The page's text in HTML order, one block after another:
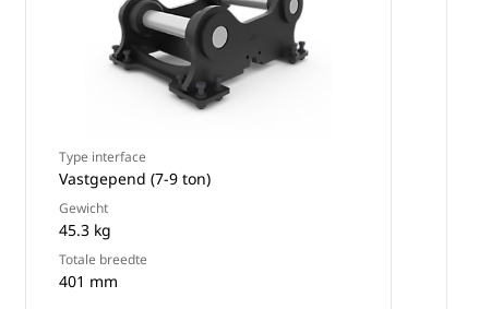
Type interface
Vastgepend (7-9 ton)
Gewicht
45.3 kg
Totale breedte
401 mm